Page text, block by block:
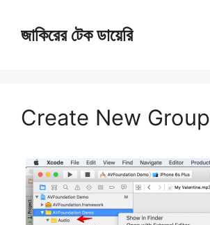
জাকিরের টেক ডায়েরি
Create New Group